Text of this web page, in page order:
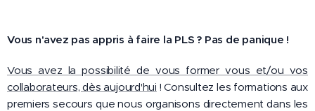
Vous n'avez pas appris à faire la PLS ? Pas de panique !
Vous avez la possibilité de vous former vous et/ou vos
collaborateurs, dès aujourd'hui ! Consultez les formations aux
premiers secours que nous organisons directement dans les